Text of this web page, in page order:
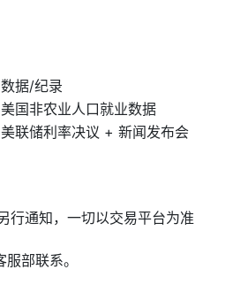
数据/纪录
美国非农业人口就业数据
美联储利率决议 + 新闻发布会
行通知，一切以交易平台为准
部联系。